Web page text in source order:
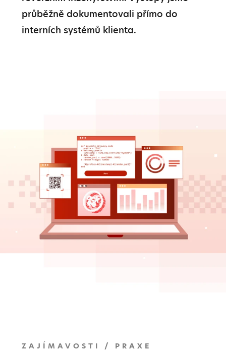
průběžně dokumentovali přímo do
interních systémů klienta.
ZAJÍMAVOSTI / PRAXE